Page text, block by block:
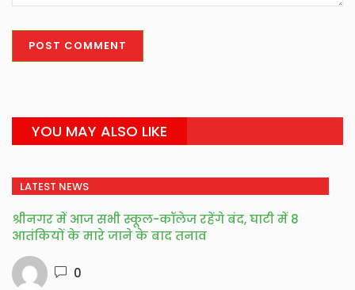
YOU MAY ALSO LIKE
LATEST NEWS
श्रीनगर में आज सभी स्कूल-कॉलेज रहेंगे बंद, घाटी में 8
आतंकियों के मारे जाने के बाद तनाव
0